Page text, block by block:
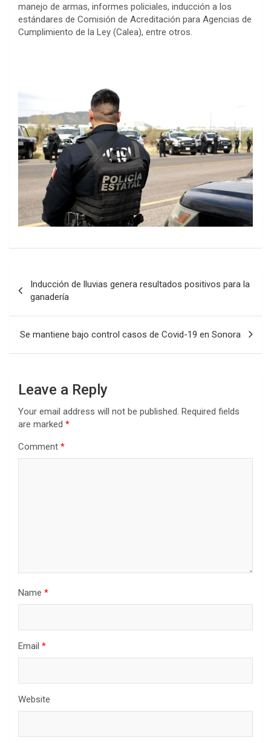
manejo de armas, informes policiales, inducción a los
estándares de Comisión de Acreditación para Agencias de
Cumplimiento de la Ley (Calea), entre otros.
navigation
Inducción de lluvias genera resultados positivos para la
ganadería
Se mantiene bajo control casos de Covid-19 en Sonora
Leave a Reply
Your email address will not be published. Required fields
are marked *
Comment *
Name *
Email *
Website